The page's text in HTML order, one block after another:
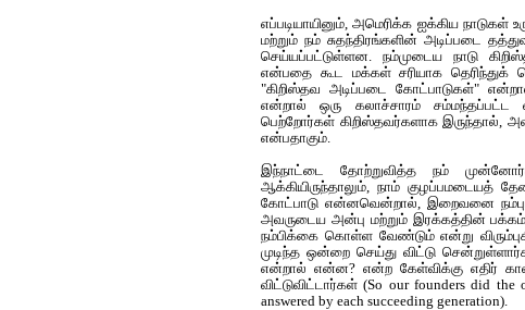
எப்ப‌டியாயினும், அமெரிக்க‌ ஐக்கிய‌
ம‌ற்றும் ந‌ம் சுத‌ந்திர‌ங்க‌ளின் அடிப்ப‌டை
செய்ய‌ப்பட்டுள்ள‌ன‌. ந‌ம்முடைய‌ நாடு
என்ப‌தை கூட‌ ம‌க்க‌ள் ச‌ரியாக‌ தெரிந்துக்
"கிறிஸ்த‌வ‌ அடிப்ப‌டை கோட்பாடுக‌ள்"
என்றால் ஒரு கலாச்சார‌ம் ச‌ம்ம‌ந்த‌ப்ப‌ட்ட‌
பெற்றோர்க‌ள் கிறிஸ்த‌வ‌ர்க‌ளாக‌ இருந்தால்,
என்பதாகும்.
இந்நாட்டை தோற்றுவித்த நம்
ஆக்கியிருந்தாலும், நாம் குழப்பமடையத்
கோட்பாடு என்னவென்றால், இறைவனை நம்பும்
அவருடைய அன்பு மற்றும் இரக்கத்தின் பக்கம்
நம்பிக்கை கொள்ள வேண்டும் என்று
முடிந்த ஒன்றை செய்து விட்டு
என்றால் என்ன? என்ற கேள்விக்கு எதிர்
விட்டுவிட்டார்கள்(So our founders did
answered by each succeeding generation).